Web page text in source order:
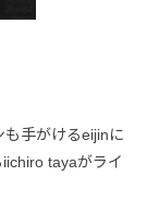
手がけるeijinに
tayaがライ